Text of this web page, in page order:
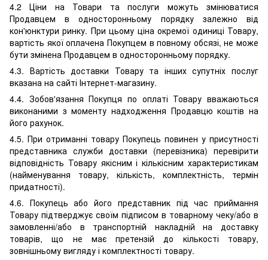
4.2 Ціни на Товари та послуги можуть змінюватися
Продавцем в односторонньому порядку залежно від
кон'юнктури ринку. При цьому ціна окремої одиниці Товару,
вартість якої оплачена Покупцем в повному обсязі, не може
бути змінена Продавцем в односторонньому порядку.
4.3. Вартість доставки Товару та інших супутніх послуг
вказана на сайті Інтернет-магазину.
4.4. Зобов'язання Покупця по оплаті Товару вважаються
виконаними з моменту надходження Продавцю коштів на
його рахунок.
4.5. При отриманні товару Покупець повинен у присутності
представника служби доставки (перевізника) перевірити
відповідність Товару якісним і кількісним характеристикам
(найменування товару, кількість, комплектність, термін
придатності).
4.6. Покупець або його представник під час приймання
Товару підтверджує своїм підписом в товарному чеку/або в
замовленні/або в транспортній накладній на доставку
товарів, що не має претензій до кількості товару,
зовнішньому вигляду і комплектності товару.